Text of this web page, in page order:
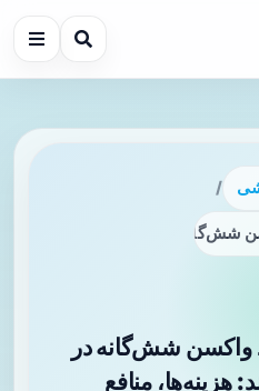
/
شش‌گانه در برنامه ایمن‌سازی هند:
واکسن شش‌گانه در
هزینه‌ها، منافع